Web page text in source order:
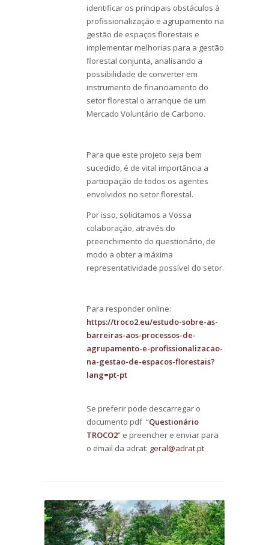
identificar os principais obstáculos à
profissionalização e agrupamento na
gestão de espaços florestais e
implementar melhorias para a gestão
florestal conjunta, analisando a
possibilidade de converter em
instrumento de financiamento do
setor florestal o arranque de um
Mercado Voluntário de Carbono.
Para que este projeto seja bem
sucedido, é de vital importância a
participação de todos os agentes
envolvidos no setor florestal.
Por isso, solicitamos a Vossa
colaboração, através do
preenchimento do questionário, de
modo a obter a máxima
representatividade possível do setor.
Para responder online:
https://troco2.eu/estudo-sobre-as-
barreiras-aos-processos-de-
agrupamento-e-profissionalizacao-
na-gestao-de-espacos-florestais?
lang=pt-pt
Se preferir pode descarregar o
documento pdf “Questionário
TROCO2” e preencher e enviar para
o email da adrat: geral@adrat.pt